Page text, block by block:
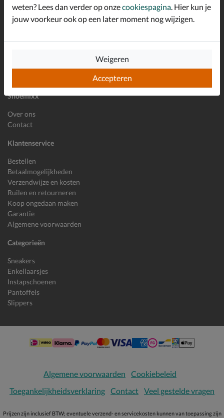
Shoemixx
Over ons
Contact
Klantenservice
Bestellen
Betaalmogelijkheden
Verzendwijze en kosten
Ruilen en retourneren
Koop ongedaan maken
Garantie
Algemene voorwaarden
Categorieën
Sneakers
Enkellaarsjes
Instapschoenen
Pantoffels
Slippers
E-mailadres
Algemene voorwaarden
Cookiebeleid
Toegankelijkheidsverklaring Contact Veel gestelde vragen
Prijzen zijn inclusief BTW; eventuele verzend- en servicekosten kunnen van toepassing zijn
weten? Lees dan verder op onzecookiespagina . Hier kun je
jouw voorkeur ook op een later moment nog wijzigen.
Accepteren
Weigeren